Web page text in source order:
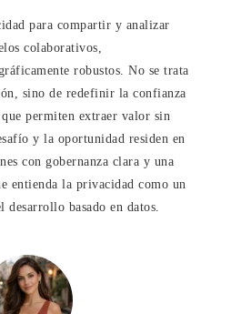
para compartir y analizar
colaborativos,
robustos. No se trata
sino de redefinir la confianza
permiten extraer valor sin
y la oportunidad residen en
con gobernanza clara y una
entienda la privacidad como un
basado en datos.